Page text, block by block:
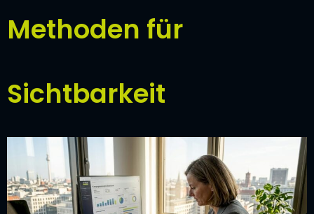
Methoden für
Sichtbarkeit